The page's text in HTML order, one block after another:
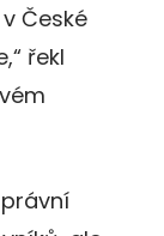
České
řekl